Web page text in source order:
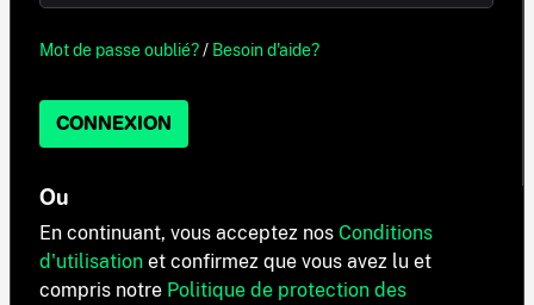
Mot de passe oublié?/ Besoin d'aide?
CONNEXION
Ou
En continuant, vous acceptez nos Conditions
d'utilisation et confirmez que vous avez lu et
compris notre Politique de protection des